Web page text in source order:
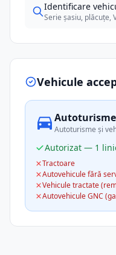
Identificare
Serie șasiu, plăcuțe,
Vehicule
Autoturisme
Autoturisme și
Autorizat — 1
Tractoare
Autovehicule fără
Vehicule tractate
Autovehicule GNC